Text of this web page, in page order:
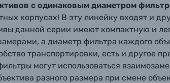
с одинаковым диаметром
корпусах! В эту линейку входят и
данной серии имеют компактную и
а диаметр фильтра каждого
транспортировки, есть и другое
могут использоваться
разного размера при смене